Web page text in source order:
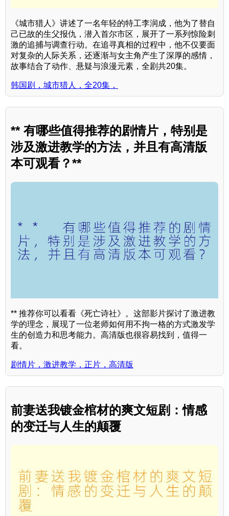
《城市猎人》讲述了一名年轻的特工李润成，他为了替自
己已故的生父报仇，潜入首尔市区，展开了一系列惊险刺
激的追捕与调查行动。在追寻真相的过程中，他不仅要面
对复杂的人际关系，还逐渐与女主角产生了深厚的感情，
故事结合了动作、悬疑与浪漫元素，全剧共20集。
韩国剧，城市猎人，全20集，
** 有哪些值得推荐的剧情片，特别是
涉及激进教学的方法，并且有高清版
本可观看？**
** 推荐你可以看看《死亡诗社》。这部影片探讨了激进教
学的理念，展现了一位老师如何用不拘一格的方式激发学
生的创造力和思考能力。高清版也很容易找到，值得一
看。
剧情片，激进教学，正片，高清版
前妻送我镀金棺材的爽文短剧：情感
的变迁与人生的颠覆